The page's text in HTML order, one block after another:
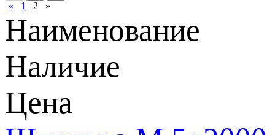
« 1 2 »
Наименование
Наличие
Цена